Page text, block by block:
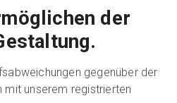
der
gegenüber der
unserem registrierten